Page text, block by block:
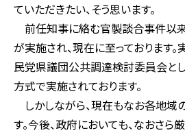
ていただきたい、そう思います。
前任知事に絡む官製談合事件以
が実施され、現在に至っております
民党県議団公共調達検討委員会と
方式で実施されております。
しかしながら、現在もなお各地域
す。今後、政府においても、なおさ